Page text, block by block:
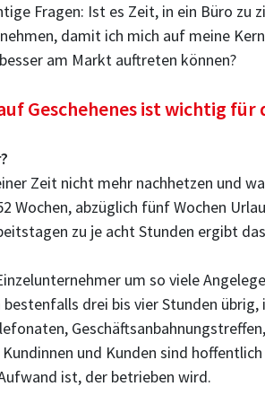
Fragen: Ist es Zeit, in ein Büro zu
damit ich mich auf meine
am Markt auftreten können?
Geschehenes ist wichtig
Zeit nicht mehr nachhetzen und
Wochen, abzüglich fünf Wochen
zu je acht Stunden ergibt
um so viele
drei bis vier Stunden
und Kunden sind
ist, der betrieben wird.